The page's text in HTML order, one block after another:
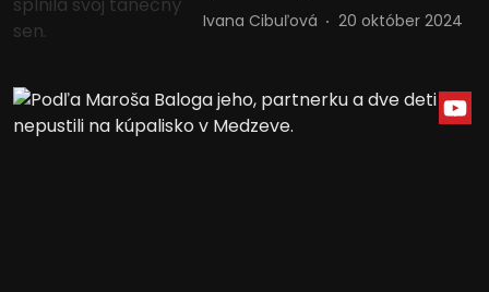
Ivana Cibuľová 20 október 2024